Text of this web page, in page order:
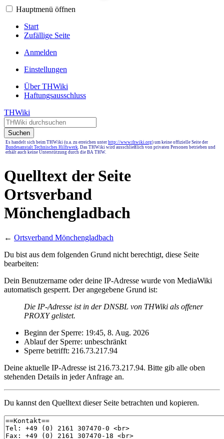
Hauptmenü öffnen
Start
Zufällige Seite
Anmelden
Einstellungen
Über THWiki
Haftungsausschluss
THWiki
Suchen
Es handelt sich beim THWiki (u.a. zu erreichen unter http://www.thwiki.org) um keine offizielle Seite der
Bundesanstalt Technisches Hilfswerk. Das THWiki wird ausschließlich von privaten Personen betrieben und
erhält auch keine Unterstützung durch die BA THW.
Quelltext der Seite
Ortsverband
Mönchengladbach
← Ortsverband Mönchengladbach
Du bist aus dem folgenden Grund nicht berechtigt, diese Seite
bearbeiten:
Dein Benutzername oder deine IP-Adresse wurde von MediaWiki
automatisch gesperrt. Der angegebene Grund ist:
Die IP-Adresse ist in der DNSBL von THWiki als offener
PROXY gelistet.
Beginn der Sperre: 19:45, 8. Aug. 2026
Ablauf der Sperre: unbeschränkt
Sperre betrifft: 216.73.217.94
Deine aktuelle IP-Adresse ist 216.73.217.94. Bitte gib alle oben
stehenden Details in jeder Anfrage an.
Du kannst den Quelltext dieser Seite betrachten und kopieren.